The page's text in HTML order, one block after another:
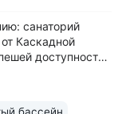
санаторий
Каскадной
доступности
№ 3 и № 2Б •
бассейн